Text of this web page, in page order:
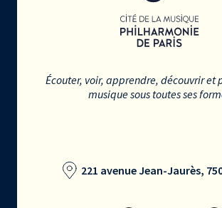
Écouter, voir, apprendre, découvrir et
musique sous toutes ses
221 avenue Jean-Jaurès,